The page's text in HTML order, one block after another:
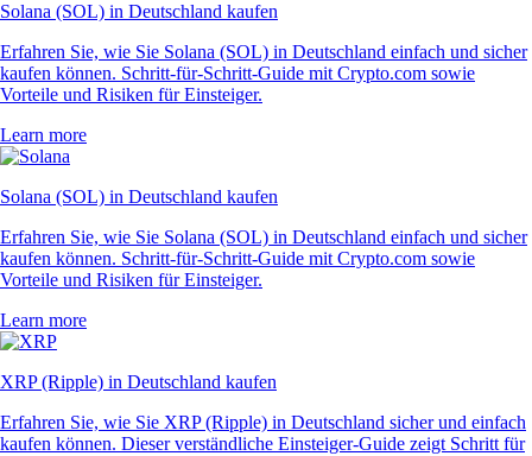
Solana (SOL) in Deutschland kaufen
Erfahren Sie, wie Sie Solana (SOL) in Deutschland einfach und sicher
kaufen können. Schritt-für-Schritt-Guide mit Crypto.com sowie
Vorteile und Risiken für Einsteiger.
Learn more
Solana (SOL) in Deutschland kaufen
Erfahren Sie, wie Sie Solana (SOL) in Deutschland einfach und sicher
kaufen können. Schritt-für-Schritt-Guide mit Crypto.com sowie
Vorteile und Risiken für Einsteiger.
Learn more
XRP (Ripple) in Deutschland kaufen
Erfahren Sie, wie Sie XRP (Ripple) in Deutschland sicher und einfach
kaufen können. Dieser verständliche Einsteiger-Guide zeigt Schritt für